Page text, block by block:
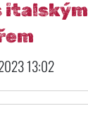
italským
13:02